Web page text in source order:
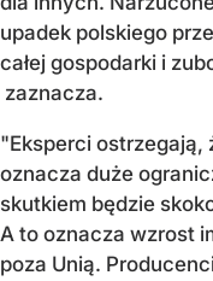
upadek polskiego
całej gospodarki i
zaznacza.
"Eksperci ostrzegają,
oznacza duże
skutkiem będzie
A to oznacza wzrost
poza Unią.